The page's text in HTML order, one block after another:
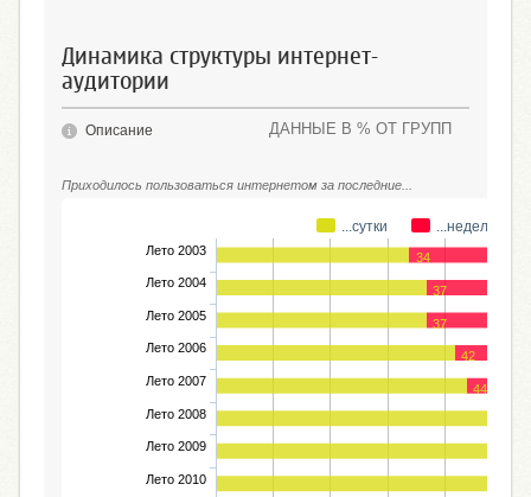
Динамика структуры интернет-
аудитории
ДАННЫЕ В % ОТ ГРУПП
Описание
Приходилось пользоваться интернетом за последние...
34
37
37
42
44
...сутки ...неделю
Лето 2003
Лето 2004
Лето 2005
Лето 2006
Лето 2007
Лето 2008
Лето 2009
Лето 2010